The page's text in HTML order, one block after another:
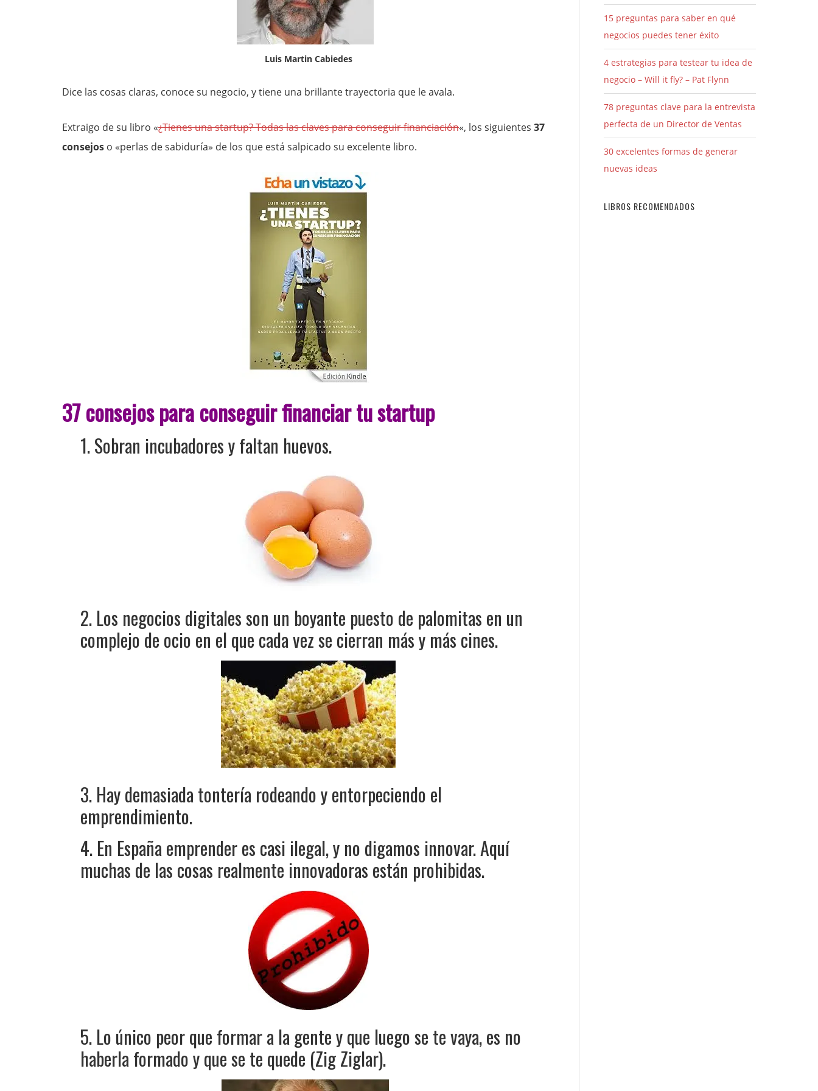
Luis Martin Cabiedes
Dice las cosas claras, conoce su negocio, y tiene una brillante trayectoria que le avala.
Extraigo de su libro «¿Tienes una startup? Todas las claves para conseguir financiación«, los siguientes 37
consejos o «perlas de sabiduría» de los que está salpicado su excelente libro.
37 consejos para conseguir financiar tu startup
1. Sobran incubadores y faltan huevos.
2. Los negocios digitales son un boyante puesto de palomitas en un
complejo de ocio en el que cada vez se cierran más y más cines.
3. Hay demasiada tontería rodeando y entorpeciendo el
emprendimiento.
4. En España emprender es casi ilegal, y no digamos innovar. Aquí
muchas de las cosas realmente innovadoras están prohibidas.
5. Lo único peor que formar a la gente y que luego se te vaya, es no
haberla formado y que se te quede (Zig Ziglar).
15 preguntas para saber en qué
negocios puedes tener éxito
4 estrategias para testear tu idea de
negocio – Will it fly? – Pat Flynn
78 preguntas clave para la entrevista
perfecta de un Director de Ventas
30 excelentes formas de generar
nuevas ideas
LIBROS RECOMENDADOS